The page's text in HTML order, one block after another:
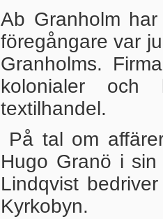
Ab Granholm
föregångare var
Granholms.
kolonialer och
textilhandel.
På tal om
Hugo Granö i
Lindqvist
Kyrkobyn.